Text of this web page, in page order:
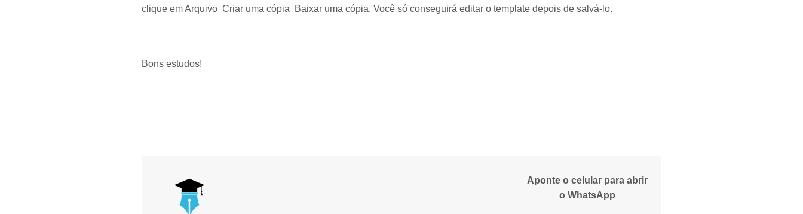
clique em Arquivo Criar uma cópia Baixar uma cópia. Você só conseguirá editar o template depois de salvá-lo.
Bons estudos!
Aponte o celular para abrir
o WhatsApp